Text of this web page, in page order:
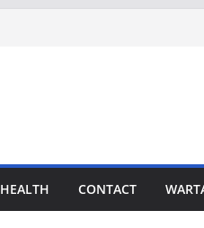
HEALTH CONTACT